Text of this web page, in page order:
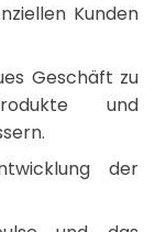
Kunden
Geschäft zu
und
der